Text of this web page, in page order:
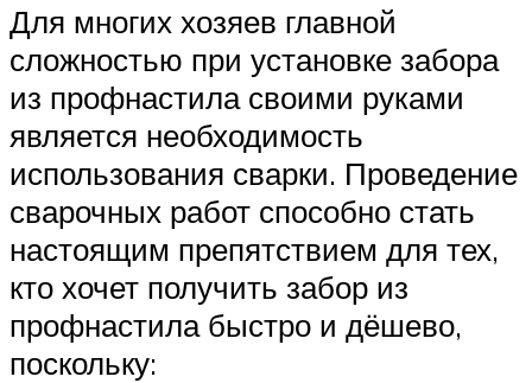
Для многих хозяев главной
сложностью при установке забора
из профнастила своими руками
является необходимость
использования сварки. Проведение
сварочных работ способно стать
настоящим препятствием для тех,
кто хочет получить забор из
профнастила быстро и дёшево,
поскольку: